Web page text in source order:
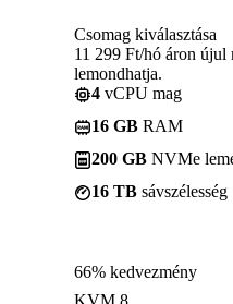
Csomag kiválasztása
11 299 Ft/hó áron
lemondhatja.
4 vCPU mag
16 GB RAM
200 GB NVMe
16 TB sávszélesség
66% kedvezmény